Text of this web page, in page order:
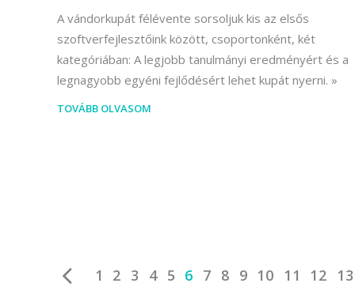
A vándorkupát félévente sorsoljuk kis az elsős
szoftverfejlesztőink között, csoportonként, két
kategóriában: A legjobb tanulmányi eredményért és a
legnagyobb egyéni fejlődésért lehet kupát nyerni.
TOVÁBB OLVASOM
1 2 3 4 5 6 7 8 9 10 11 12 13